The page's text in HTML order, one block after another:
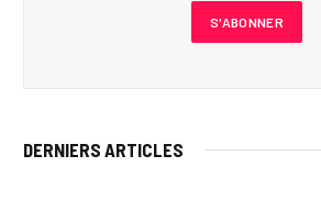
DERNIERS ARTICLES